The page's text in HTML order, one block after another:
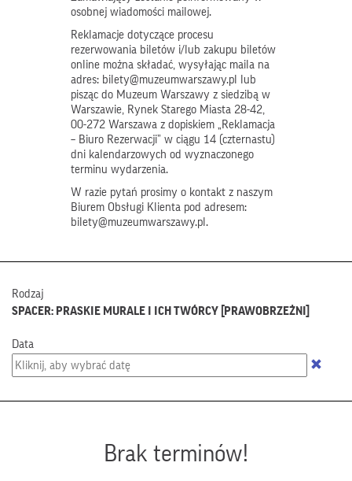
osobnej wiadomości mailowej.
Reklamacje dotyczące procesu
rezerwowania biletów i/lub zakupu biletów
online można składać, wysyłając maila na
adres: bilety@muzeumwarszawy.pl lub
pisząc do Muzeum Warszawy z siedzibą w
Warszawie, Rynek Starego Miasta 28-42,
00-272 Warszawa z dopiskiem „Reklamacja
– Biuro Rezerwacji” w ciągu 14 (czternastu)
dni kalendarzowych od wyznaczonego
terminu wydarzenia.
W razie pytań prosimy o kontakt z naszym
Biurem Obsługi Klienta pod adresem:
bilety@muzeumwarszawy.pl.
Rodzaj
SPACER: PRASKIE MURALE I ICH TWÓRCY [PRAWOBRZEŻNI]
Data
Brak terminów!